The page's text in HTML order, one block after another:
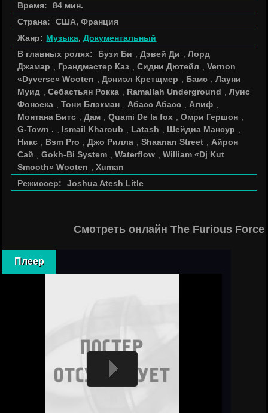
Время:
84 мин.
Страна:
США, Франция
Жанр: Музыка,Документальный
В главных ролях:
Бузи Би ,Дэвей Ди ,Лорд
Джамар
Грандмастер Каз ,Сидни Дютейл ,Vernon
«Dyverse» Wooten
,Дэниэл Кретщмер Бамс ,Лауни
Муид
,Себастьян Рокка Ramallah Underground ,Луис
Фонсека
,Тони Блэкман Абасс Абасс Алиф
Монтана Битс
,Дам ,Quami De la fox ,Омри Гершон
G-Town .
Ismail Kharoub Latash Шейдиа Мансур
Никс
Bsm Pro ,Джо Рилла ,Shaanan Street
Айрон
Сай
,Gokh-Bi System ,Waterflow ,William «Dj Kut
Smooth» Wooten
,Xuman
Режиссер:
Joshua Atesh Litle
Смотреть онлайн The Furious
Плеер